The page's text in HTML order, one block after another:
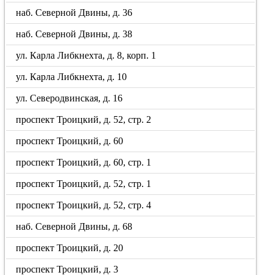
наб. Северной Двины, д. 36
наб. Северной Двины, д. 38
ул. Карла Либкнехта, д. 8, корп. 1
ул. Карла Либкнехта, д. 10
ул. Северодвинская, д. 16
проспект Троицкий, д. 52, стр. 2
проспект Троицкий, д. 60
проспект Троицкий, д. 60, стр. 1
проспект Троицкий, д. 52, стр. 1
проспект Троицкий, д. 52, стр. 4
наб. Северной Двины, д. 68
проспект Троицкий, д. 20
проспект Троицкий, д. 3